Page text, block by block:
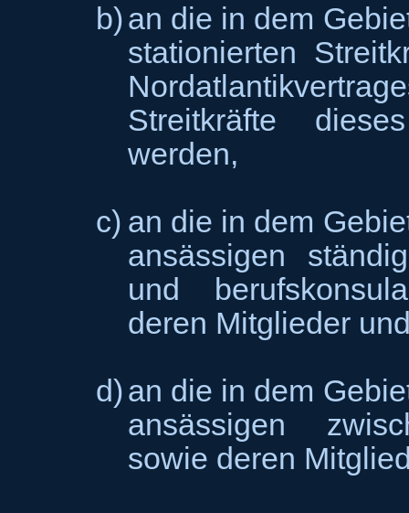
b)an die in dem
stationierten
Streitkräfte
werden,
c) an die in dem
ansässigen
und
deren Mitglieder
d)an die in dem
ansässigen
sowie deren